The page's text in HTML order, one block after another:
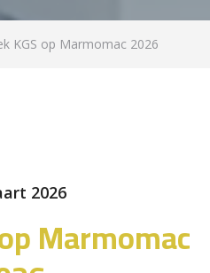
KGS op Marmomac 2026
2026
Marmomac